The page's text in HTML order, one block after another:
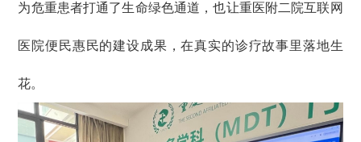
为危重患者打通了生命绿色通道，也让重医附二院互联网
医院便民惠民的建设成果，在真实的诊疗故事里落地生
花。